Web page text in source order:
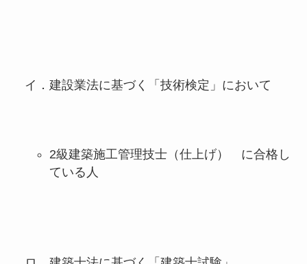
イ．建設業法に基づく「技術検定」において
2級建築施工管理技士（仕上げ） に合格し
ている人